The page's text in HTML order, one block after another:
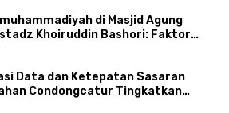
di Masjid Agung
Khoiruddin Bashori: Faktor
Data dan Ketepatan Sasaran
Condongcatur Tingkatkan